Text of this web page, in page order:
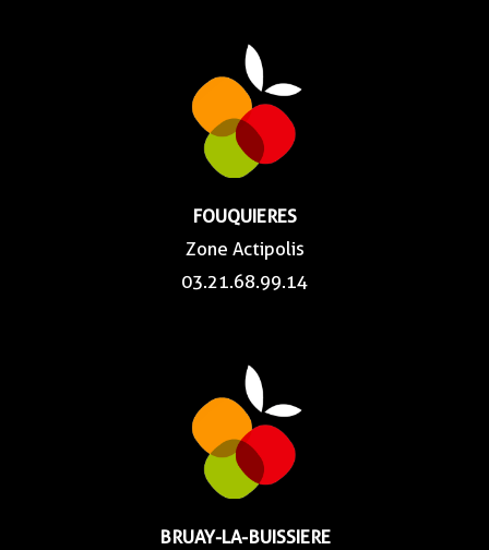
FOUQUIERES
Zone Actipolis
03.21.68.99.14
BRUAY-LA-BUISSIERE